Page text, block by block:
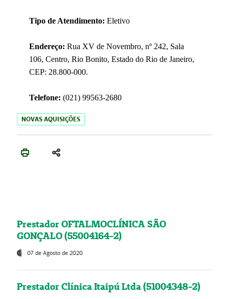
Tipo de Atendimento: Eletivo
Endereço: Rua XV de Novembro, nº 242, Sala
106, Centro, Rio Bonito, Estado do Rio de Janeiro,
CEP: 28.800-000.
Telefone: (021) 99563-2680
NOVAS AQUISIÇÕES
Prestador OFTALMOCLÍNICA SÃO
GONÇALO (55004164-2)
07 de Agosto de 2020
Prestador Clínica Itaipú Ltda (51004348-2)